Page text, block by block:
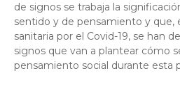
de signos se trabaja la
sentido y de pensamiento y que,
sanitaria por el Covid-19, se han
signos que van a plantear cómo
pensamiento social durante esta